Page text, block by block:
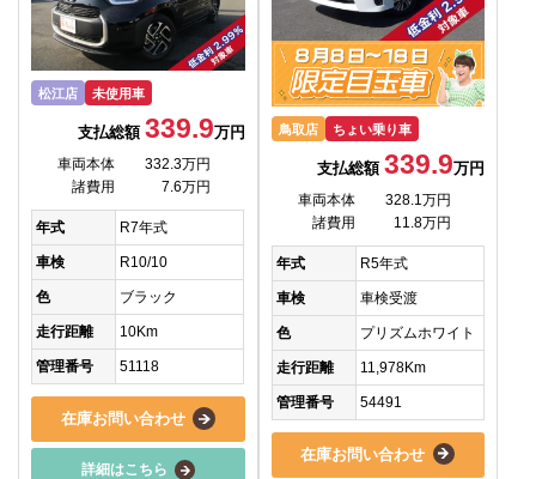
松江店 未使用車
支払総額 339.9万円
車両本体
332.3万円
諸費用
7.6万円
年式 R7年式
車検 R10/10
色 ブラック
走行距離 10Km
管理番号 51118
在庫お問い合わせ
詳細はこちら
鳥取店 ちょい乗り車
支払総額339.9万円
車両本体
328.1万円
諸費用
11.8万円
年式 R5年式
車検 車検受渡
色 プリズムホワイト
走行距離 11,978Km
管理番号 54491
在庫お問い合わせ